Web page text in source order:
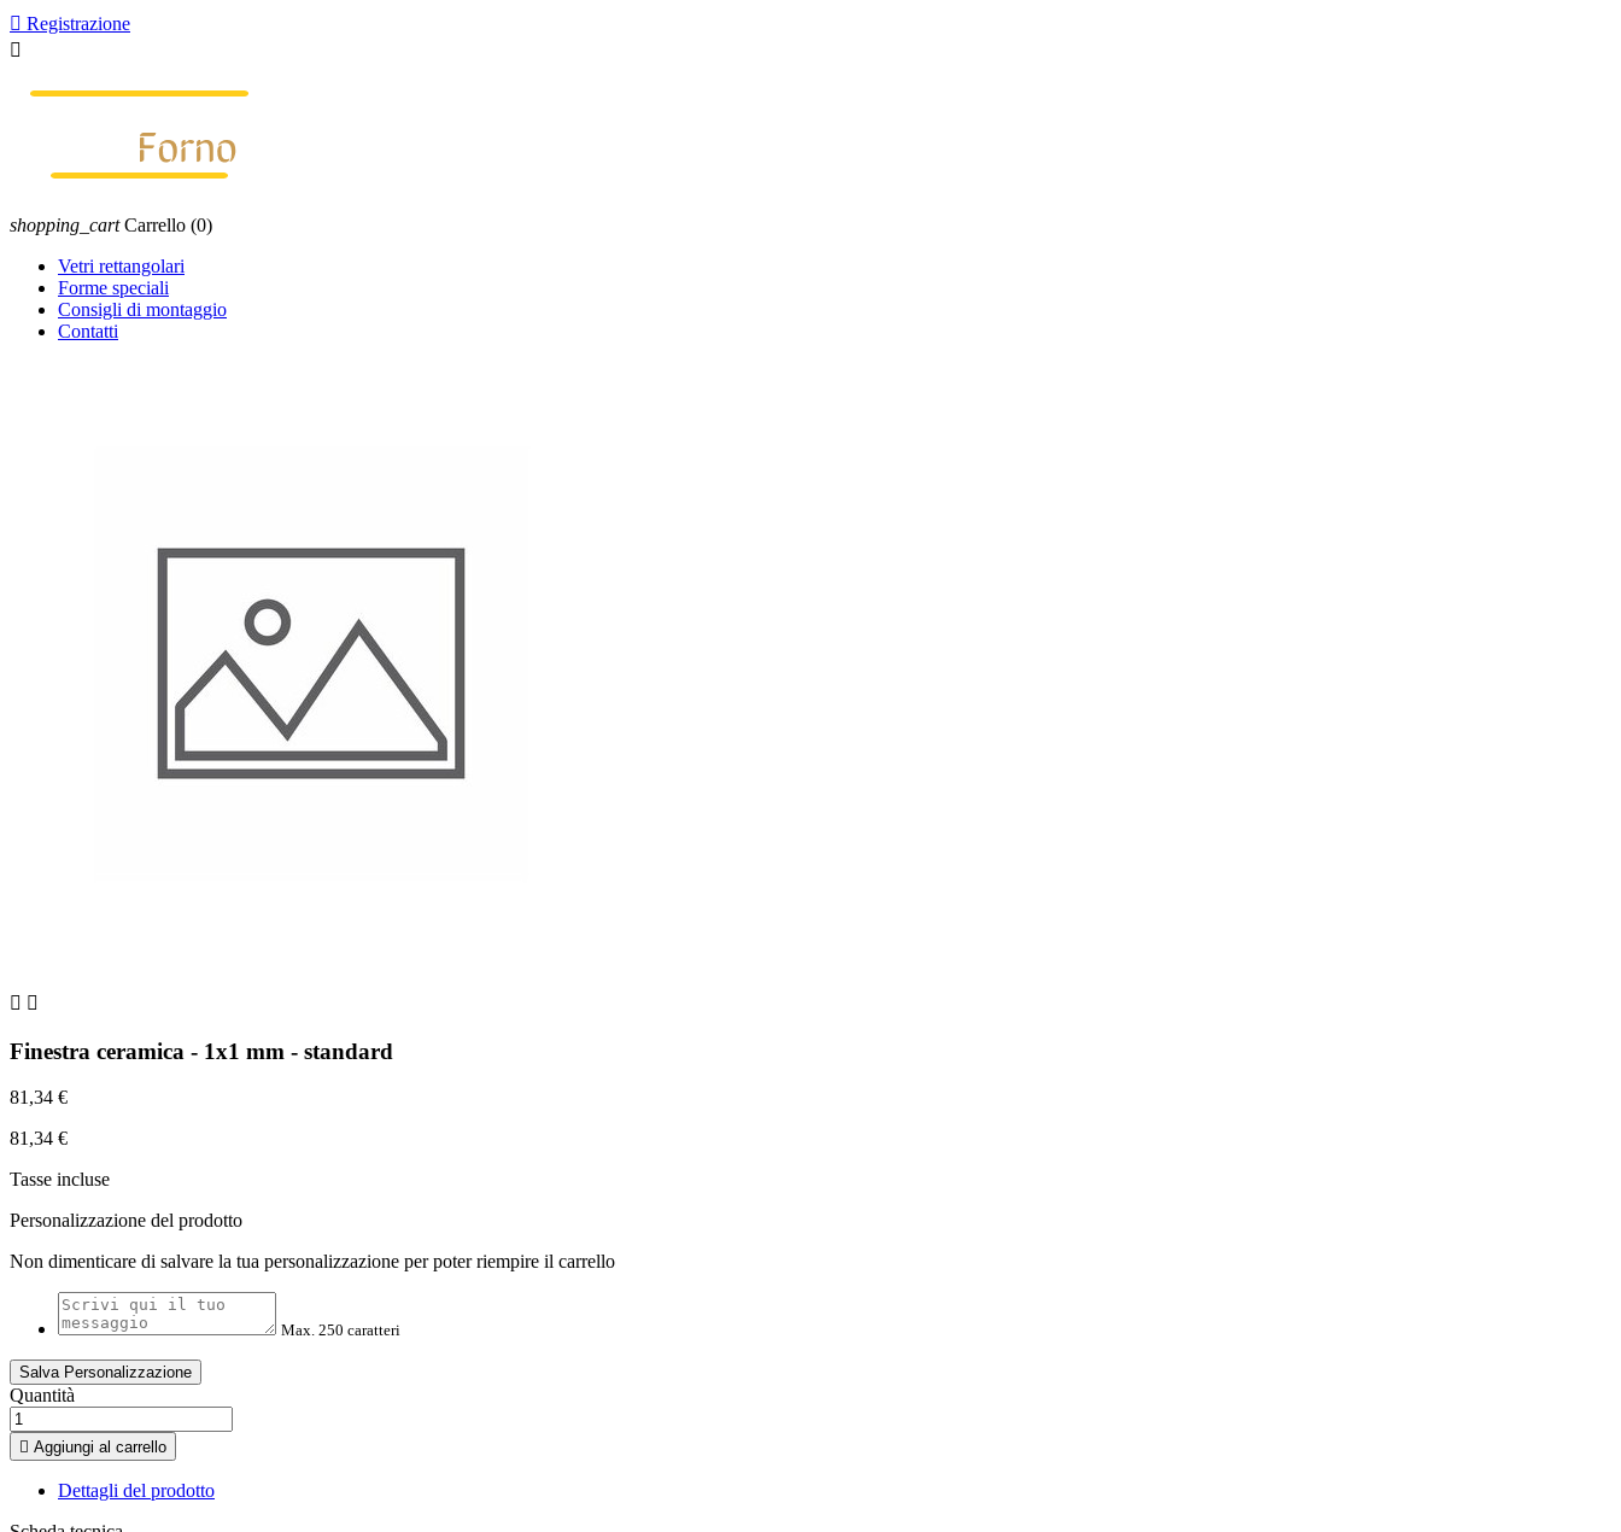
 Registrazione

shopping_cart Carrello (0)
Vetri rettangolari
Forme speciali
Consigli di montaggio
Contatti
 
Finestra ceramica - 1x1 mm - standard
81,34 €
81,34 €
Tasse incluse
Personalizzazione del prodotto
Non dimenticare di salvare la tua personalizzazione per poter riempire il carrello
Max. 250 caratteri
Salva Personalizzazione
Quantità
 Aggiungi al carrello
Dettagli del prodotto